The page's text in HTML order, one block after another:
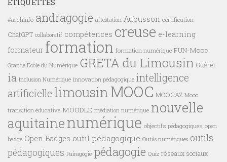
ÉTIQUETTES
#archinfo andragogie attestation Aubusson certification
ChatGPT collaboratif compétences creuse e-learning
formateur formation formation numérique FUN-Mooc
Grande Ecole du Numérique GRETA du Limousin Guéret
ia Inclusion Numérique innovation pédagogique intelligence
artificielle limousin MOOC MOOCAZ Mooc
transition éducative MOODLE médiation numérique nouvelle
aquitainenumérique objectifs pédagogiques open
badge Open Badges outil pédagogique Outils numériques outils
pédagogiques Pairagogie pédagogie Quiz réseaux sociaux